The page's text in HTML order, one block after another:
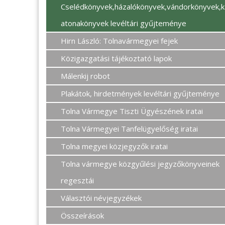
Cselédkönyvek,házalókönyvek,vándorkönyvek,k
atonakönyvek levéltári gyűjteménye
Hirn László: Tolnavármegyei fejek
Közigazgatási tájékoztató lapok
Málenkij robot
Plakátok, hirdetmények levéltári gyűjteménye
Tolna Vármegye Tiszti Ügyészének iratai
Tolna Vármegyei Tanfelügyelőség iratai
Tolna megyei közjegyzők iratai
Tolna vármegye közgyűlési jegyzőkönyveinek
regesztái
Választói névjegyzékek
Összeírások